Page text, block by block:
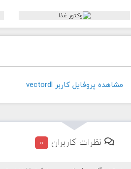
مشاهده پروفايل کاربر vectordl
نظرات کاربران 0